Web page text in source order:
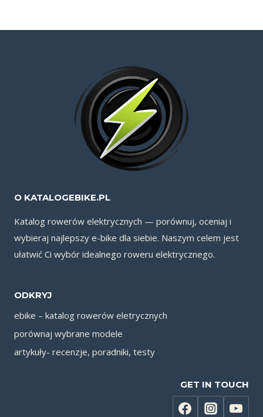
O KATALOGEBIKE.PL
Katalog rowerów elektrycznych — porównuj, oceniaj i
wybieraj najlepszy e-bike dla siebie. Naszym celem jest
ułatwić Ci wybór idealnego roweru elektrycznego.
ODKRYJ
ebike – katalog rowerów eletrycznych
porównaj wybrane modele
artykuły- recenzje, poradniki, testy
GET IN TOUCH